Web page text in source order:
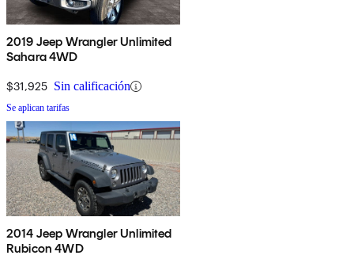
2019 Jeep Wrangler Unlimited
Sahara 4WD
$31,925 Sin calificación
Se aplican tarifas
2014 Jeep Wrangler Unlimited
Rubicon 4WD